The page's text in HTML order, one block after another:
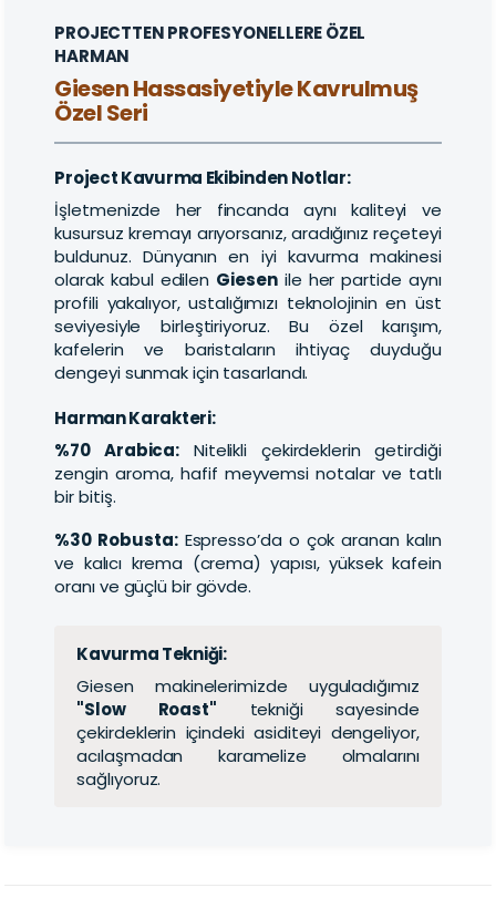
PROJECTTEN PROFESYONELLERE ÖZEL
HARMAN
Giesen Hassasiyetiyle Kavrulmuş
Özel Seri
Project Kavurma Ekibinden Notlar:
İşletmenizde her fincanda aynı kaliteyi ve
kusursuz kremayı arıyorsanız, aradığınız reçeteyi
buldunuz. Dünyanın en iyi kavurma makinesi
olarak kabul edilen Giesenile her partide aynı
profili yakalıyor, ustalığımızı teknolojinin en üst
seviyesiyle birleştiriyoruz. Bu özel karışım,
kafelerin ve baristaların ihtiyaç duyduğu
dengeyi sunmak için tasarlandı.
Harman Karakteri:
%70 Arabica: Nitelikli çekirdeklerin getirdiği
zengin aroma, hafif meyvemsi notalar ve tatlı
bir bitiş.
%30 Robusta:Espresso’da o çok aranan kalın
ve kalıcı krema (crema) yapısı, yüksek kafein
oranı ve güçlü bir gövde.
Kavurma Tekniği:
Giesen makinelerimizde uyguladığımız
"Slow Roast" tekniği sayesinde
çekirdeklerin içindeki asiditeyi dengeliyor,
acılaşmadan karamelize olmalarını
sağlıyoruz.